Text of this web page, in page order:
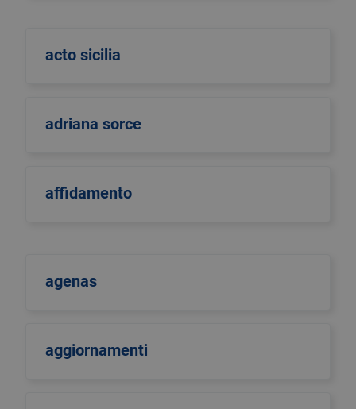
acto sicilia
adriana sorce
affidamento
agenas
aggiornamenti